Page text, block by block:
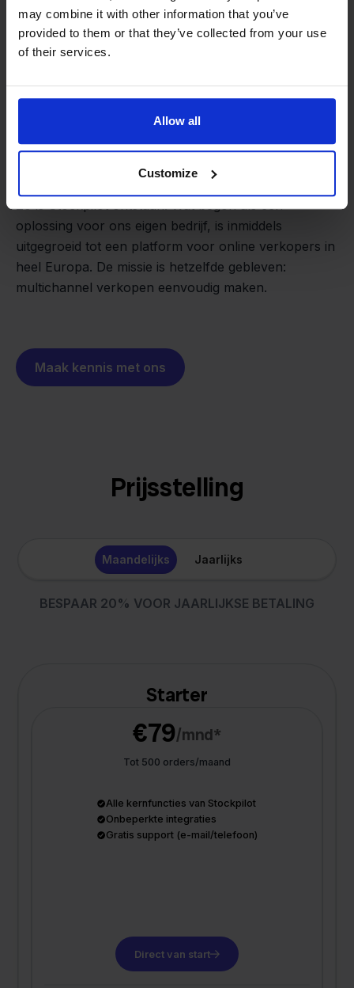
may combine it with other information that you’ve
provided to them or that they’ve collected from your use
of their services.
Allow all
Customize
We groeien gecontroleerd, zonder
investeerders of externe druk.
- Sander, Founder
Van retailer naar
softwarebouwer
Zo is Stockpilot ontstaan. Wat begon als een
oplossing voor ons eigen bedrijf, is inmiddels
uitgegroeid tot een platform voor online verkopers in
heel Europa. De missie is hetzelfde gebleven:
multichannel verkopen eenvoudig maken.
Maak kennis met ons
Prijsstelling
Maandelijks Jaarlijks
BESPAAR 20% VOOR JAARLIJKSE BETALING
Starter
€79/mnd*
Tot 500 orders/maand
Alle kernfuncties van Stockpilot
Onbeperkte integraties
Gratis support (e-mail/telefoon)
Direct van start